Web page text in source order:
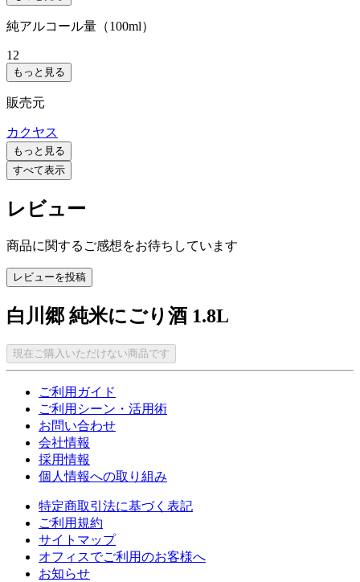
純アルコール量（100ml）
12
もっと見る
販売元
カクヤス
もっと見る
すべて表示
レビュー
商品に関するご感想をお待ちしています
レビューを投稿
白川郷 純米にごり酒 1.8L
現在ご購入いただけない商品です
ご利用ガイド
ご利用シーン・活用術
お問い合わせ
会社情報
採用情報
個人情報への取り組み
特定商取引法に基づく表記
ご利用規約
サイトマップ
オフィスでご利用のお客様へ
お知らせ